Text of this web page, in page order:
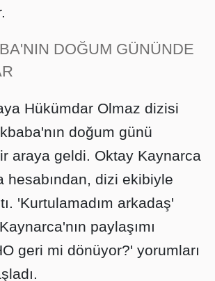
DOĞUM GÜNÜNDE
Hükümdar Olmaz dizisi
doğum günü
araya geldi. Oktay Kaynarca
hesabından, dizi ekibiyle
'Kurtulamadım arkadaş'
paylaşımı
geri mi dönüyor?' yorumları